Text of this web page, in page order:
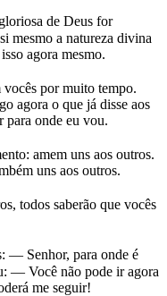
de Deus for
mesmo a natureza divina
agora mesmo.
por muito tempo.
agora o que já disse aos
para onde eu vou.
amem uns aos outros.
uns aos outros.
todos saberão que vocês
— Senhor, para onde é
— Você não pode ir agora
me seguir!